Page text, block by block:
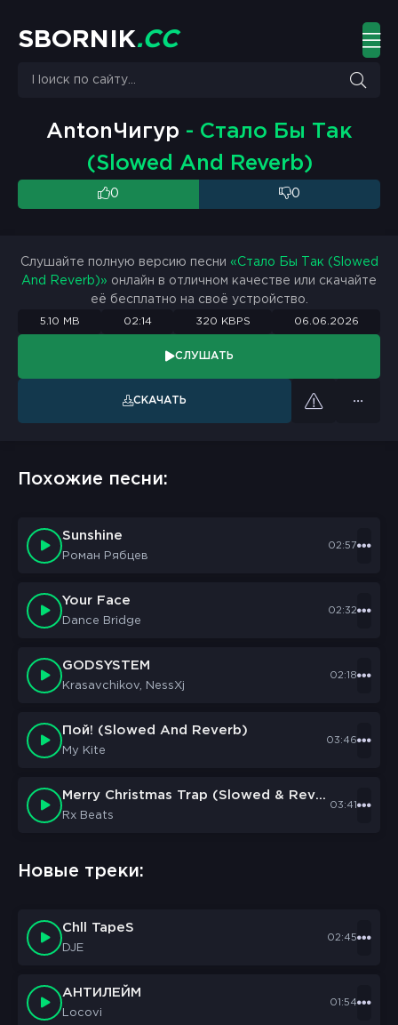
S BO R N K.CC
AntonЧигур - Стало Бы Так
(Slowed And Reverb)
0 0
Слушайте полную версию песни «Стало Бы Так (Slowed
And Reverb)» онлайн в отличном качестве или скачайте
её бесплатно на своё устройство.
5.10 MB 02:14 320 KBPS 06.06.2026
СЛУШАТЬ
СКАЧАТЬ
Похожие песни:
Sunshine
Роман Рябцев
02:57
Your Face
Dance Bridge
02:32
GODSYSTEM
Krasavchikov, NessXj
02:18
Пой! (Slowed And Reverb)
My Kite
03:46
Merry Christmas Trap (Slowed & Reverb)
Rx Beats
03:41
Новые треки:
Chll TapeS
DJE
02:45
АНТИЛЕЙМ
Locovi
01:54